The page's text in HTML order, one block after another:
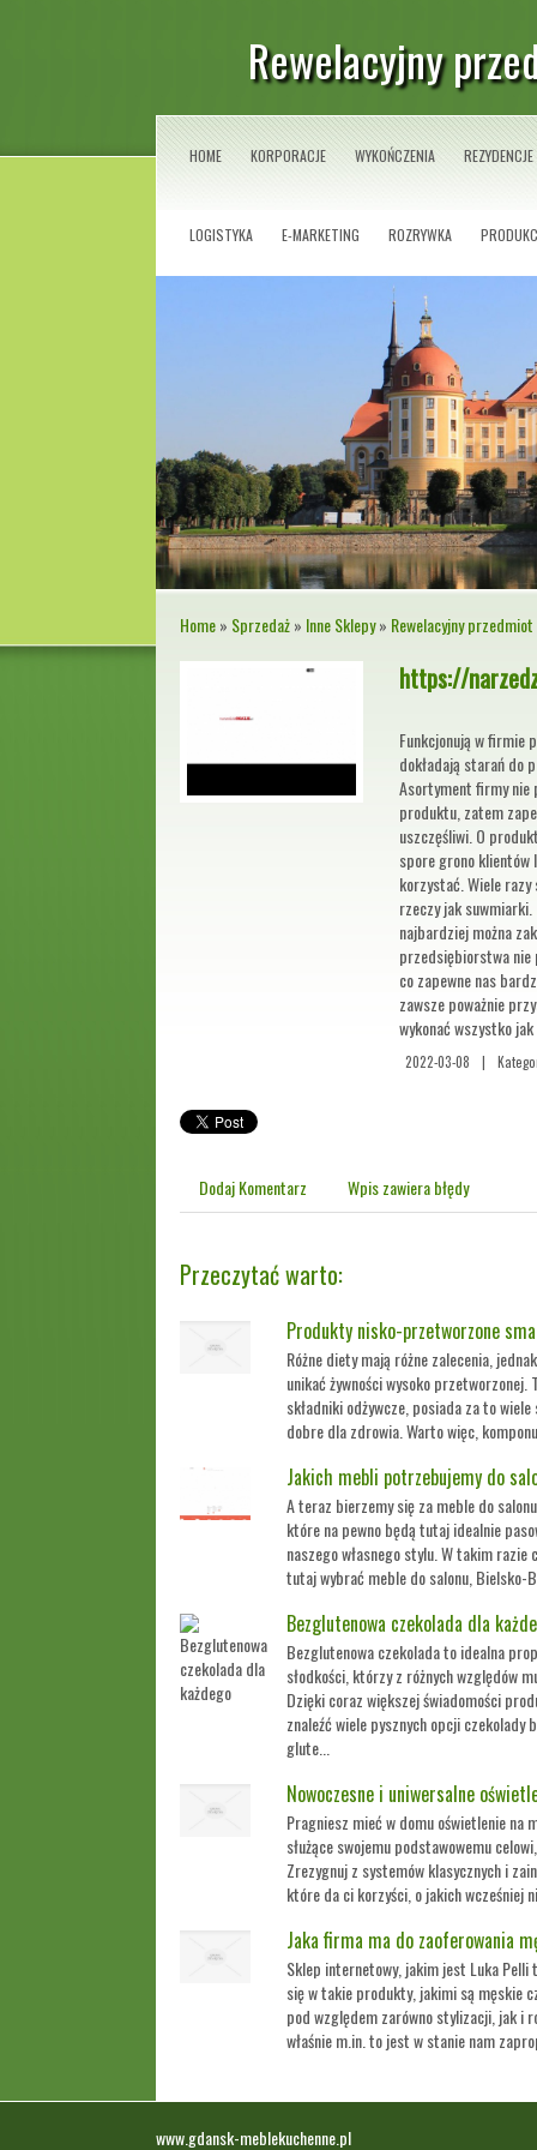
Rewelacyjny
HOME KORPORACJE WYKOŃCZENIA REZYDENCJE
LOGISTYKA E-MARKETING ROZRYWKA
Home» Sprzedaż» Inne Sklepy» Rewelacyjny
https://
Funkcjonują w firmie
dokładają starań do
Asortyment firmy nie
produktu, zatem
uszczęśliwi. O
spore grono klientów
korzystać. Wiele
rzeczy jak
najbardziej można
przedsiębiorstwa nie
co zapewne nas
zawsze poważnie
wykonać wszystko
2022-03-08 |
Dodaj Komentarz Wpis zawiera błędy
Przeczytać warto:
Produkty nisko-przetworzone
Różne diety mają różne zalecenia,
unikać żywności wysoko przetworzonej.
składniki odżywcze, posiada za to
dobre dla zdrowia. Warto więc,
Jakich mebli potrzebujemy do
A teraz bierzemy się za meble do
które na pewno będą tutaj idealnie
naszego własnego stylu. W takim
tutaj wybrać meble do salonu, Bielsko-
Bezglutenowa czekolada dla
Bezglutenowa czekolada to idealna
słodkości, którzy z różnych względów
Dzięki coraz większej świadomości
znaleźć wiele pysznych opcji czekolady
glute...
Nowoczesne i uniwersalne
Pragniesz mieć w domu oświetlenie na
służące swojemu podstawowemu
Zrezygnuj z systemów klasycznych i
które da ci korzyści, o jakich wcześniej
Jaka firma ma do zaoferowania
Sklep internetowy, jakim jest Luka
się w takie produkty, jakimi są męskie
pod względem zarówno stylizacji, jak i
właśnie m.in. to jest w stanie nam
www.gdansk-meblekuchenne.pl